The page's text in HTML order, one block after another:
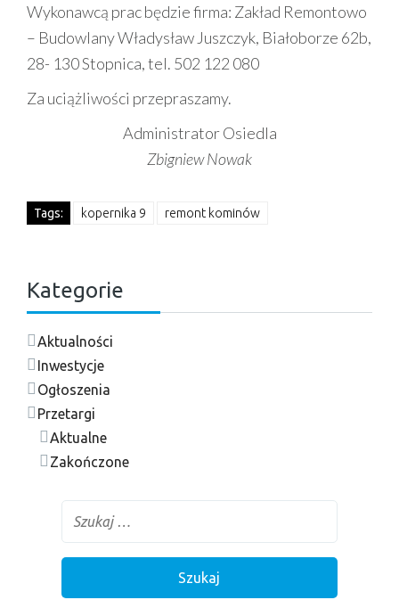
Wykonawcą prac będzie firma: Zakład Remontowo
– Budowlany Władysław Juszczyk, Białoborze 62b,
28- 130 Stopnica, tel. 502 122 080
Za uciążliwości przepraszamy.
Administrator Osiedla
Zbigniew Nowak
Tags: kopernika 9 remont kominów
Kategorie
Aktualności
Inwestycje
Ogłoszenia
Przetargi
Aktualne
Zakończone